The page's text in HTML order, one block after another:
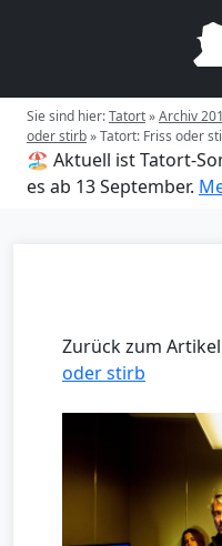
Sie sind hier:Tatort»Archiv
oder stirb»Tatort: Friss oder
🏖️ Aktuell ist Tatort-
es ab 13 September.
Zurück zum
oder stirb